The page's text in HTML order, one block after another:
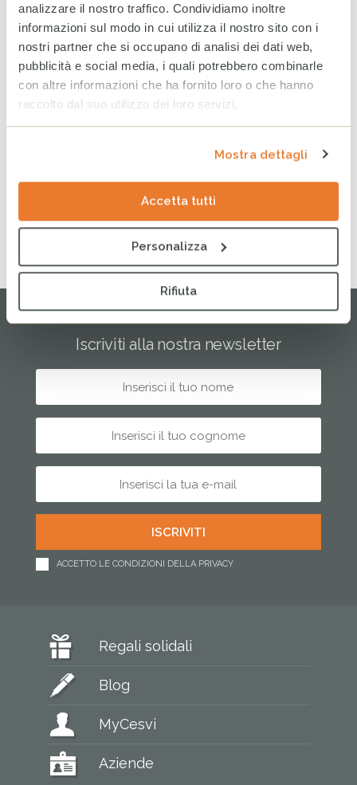
analizzare il nostro traffico. Condividiamo inoltre
informazioni sul modo in cui utilizza il nostro sito con i
nostri partner che si occupano di analisi dei dati web,
pubblicità e social media, i quali potrebbero combinarle
con altre informazioni che ha fornito loro o che hanno
raccolto dal suo utilizzo dei loro servizi.
Mostra dettagli
Accetta tutti
Personalizza
Rifiuta
Agosto
Luglio
Giugno
Maggio
Aprile
Febbraio
Gennaio
Iscriviti alla nostra newsletter
ACCETTO LE CONDIZIONI DELLA PRIVACY
Regali solidali
Blog
MyCesvi
Aziende